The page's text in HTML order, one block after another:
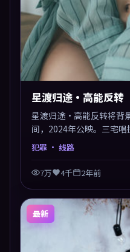
星渡归途·高能反转
星渡归途·高能反转将背
间，2024年公映。三宅
题，节奏张弛有度，留白
钩子分布均匀，适合一口
犯罪 · 线路
7万 4千 2年前
最新